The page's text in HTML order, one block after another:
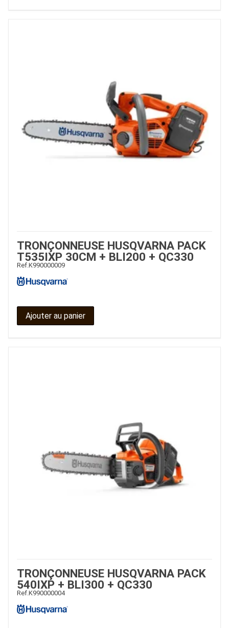
TRONÇONNEUSE HUSQVARNA PACK
T535IXP 30CM + BLI200 + QC330
Ref. K990000009
Ajouter au panier
TRONÇONNEUSE HUSQVARNA PACK
540IXP + BLI300 + QC330
Ref. K990000004